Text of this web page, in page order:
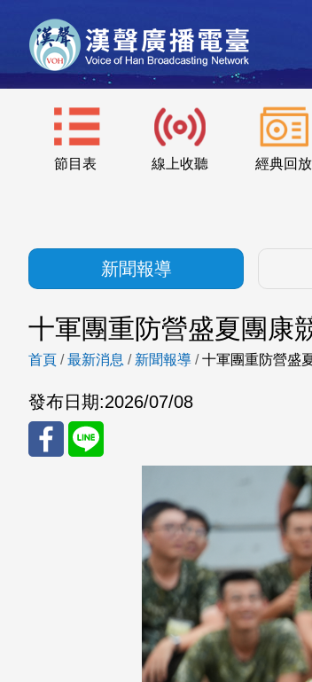
節目表 線上收聽 經典回放
新聞報導
十軍團重防營盛夏團康
首頁 /最新消息 / 新聞報導 /十軍團重防營盛
發布日期:2026/07/08